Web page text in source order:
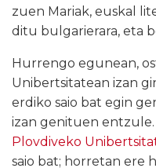
zuen Mariak, euskal
ditu bulgarierara, eta
Hurrengo egunean,
Unibertsitatean izan
erdiko saio bat egin
izan genituen
Plovdiveko
saio bat; horretan ere